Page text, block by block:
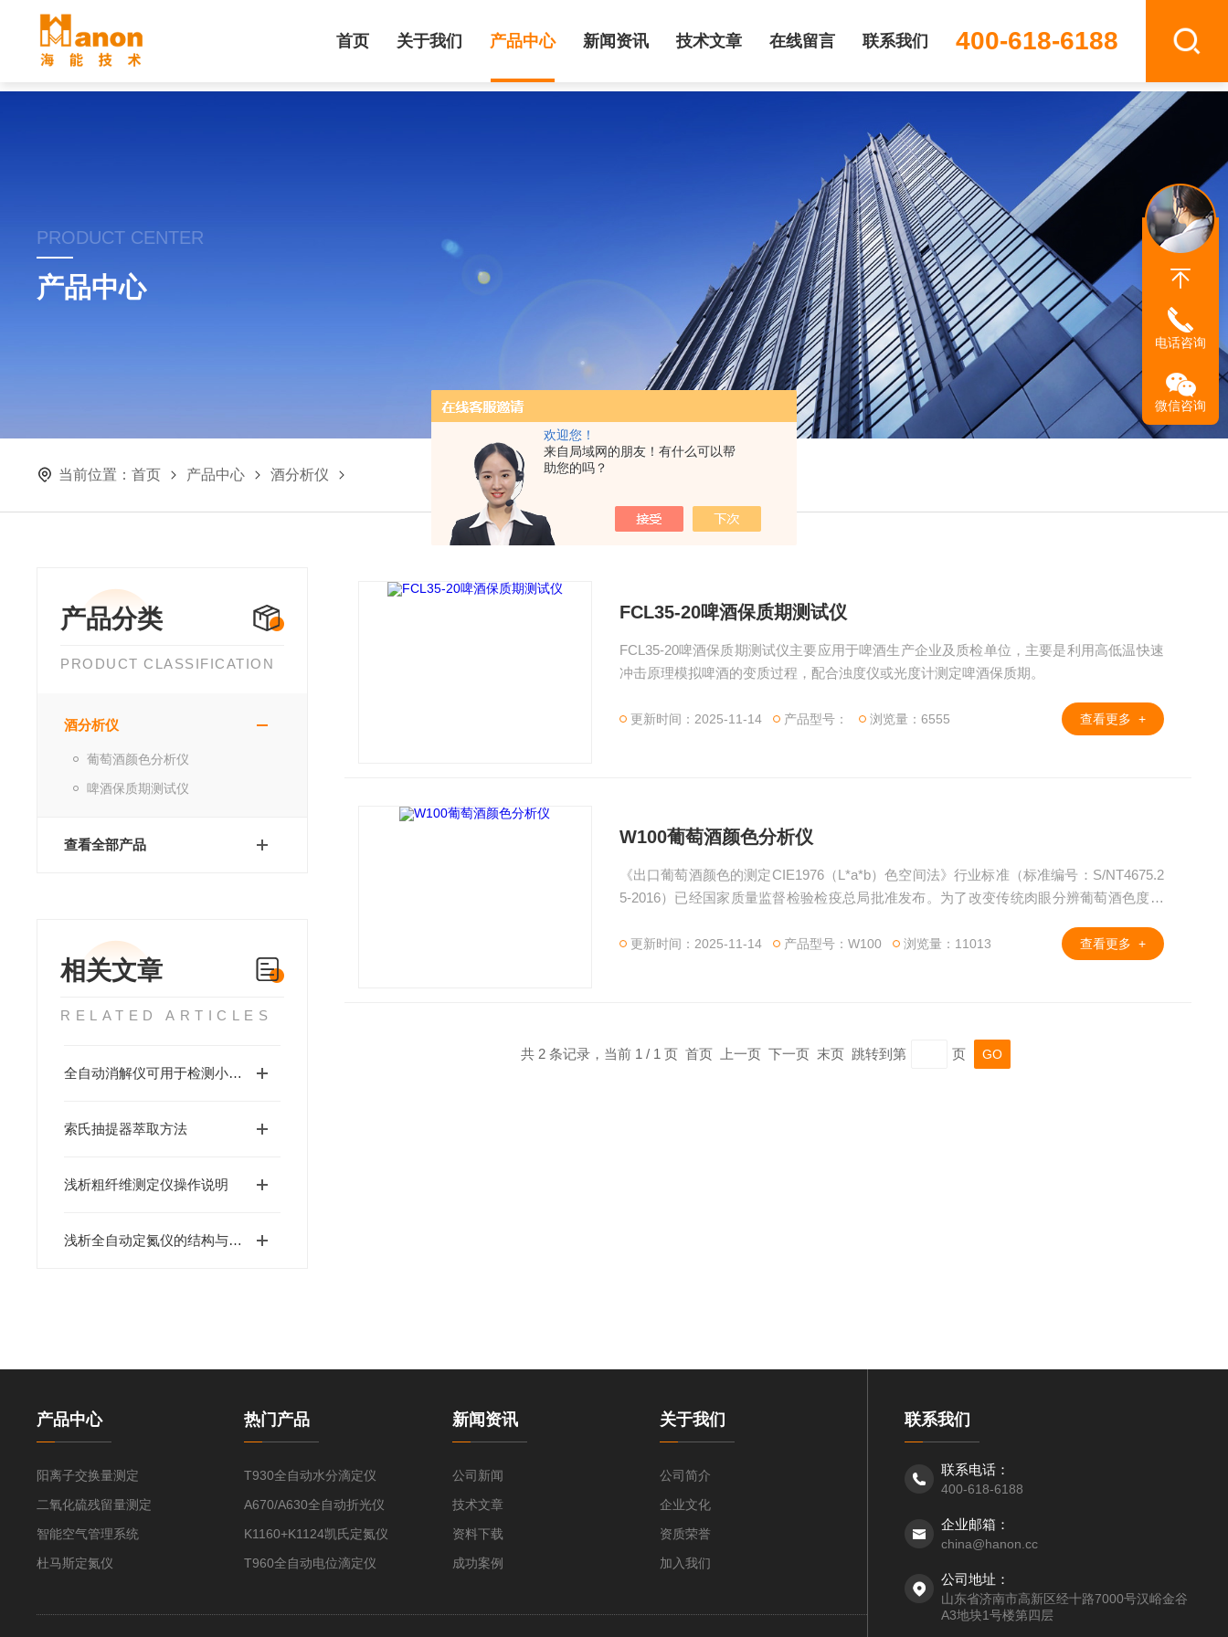
欢迎您！
来自局域网的朋友！有什么可以帮
助您的吗？
400-618-6188
首页 关于我们 产品中心 新闻资讯 技术文章 在线留言 联系我们
PRODUCT CENTER
产品中心
当前位置： 首页 产品中心 酒分析仪
产品分类
PRODUCT CLASSIFICATION
酒分析仪
葡萄酒颜色分析仪
啤酒保质期测试仪
查看全部产品
相关文章
RELATED ARTICLES
全自动消解仪可用于检测小麦中的镉（Cd）含量
索氏抽提器萃取方法
浅析粗纤维测定仪操作说明
浅析全自动定氮仪的结构与功能
FCL35-20啤酒保质期测试仪
FCL35-20啤酒保质期测试仪主要应用于啤酒生产企业及质检单位，主要是利用高低温快速
冲击原理模拟啤酒的变质过程，配合浊度仪或光度计测定啤酒保质期。
更新时间：2025-11-14 产品型号： 浏览量：6555 查看更多 +
W100葡萄酒颜色分析仪
《出口葡萄酒颜色的测定CIE1976（L*a*b）色空间法》行业标准（标准编号：S/NT4675.2
5-2016）已经国家质量监督检验检疫总局批准发布。为了改变传统肉眼分辨葡萄酒色度的
更新时间：2025-11-14 产品型号：W100 浏览量：11013 查看更多 +
共 2 条记录，当前 1 / 1 页 首页 上一页 下一页 末页 跳转到第 页
联系我们
联系电话：
400-618-6188
企业邮箱：
china@hanon.cc
公司地址：
山东省济南市高新区经十路7000号汉峪金谷
A3地块1号楼第四层
产品中心
阳离子交换量测定
二氧化硫残留量测定
智能空气管理系统
杜马斯定氮仪
热门产品
T930全自动水分滴定仪
A670/A630全自动折光仪
K1160+K1124凯氏定氮仪
T960全自动电位滴定仪
新闻资讯
公司新闻
技术文章
资料下载
成功案例
关于我们
公司简介
企业文化
资质荣誉
加入我们
电话咨询
微信咨询